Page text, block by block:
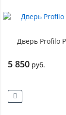
Дверь Profilo
5 850 руб.